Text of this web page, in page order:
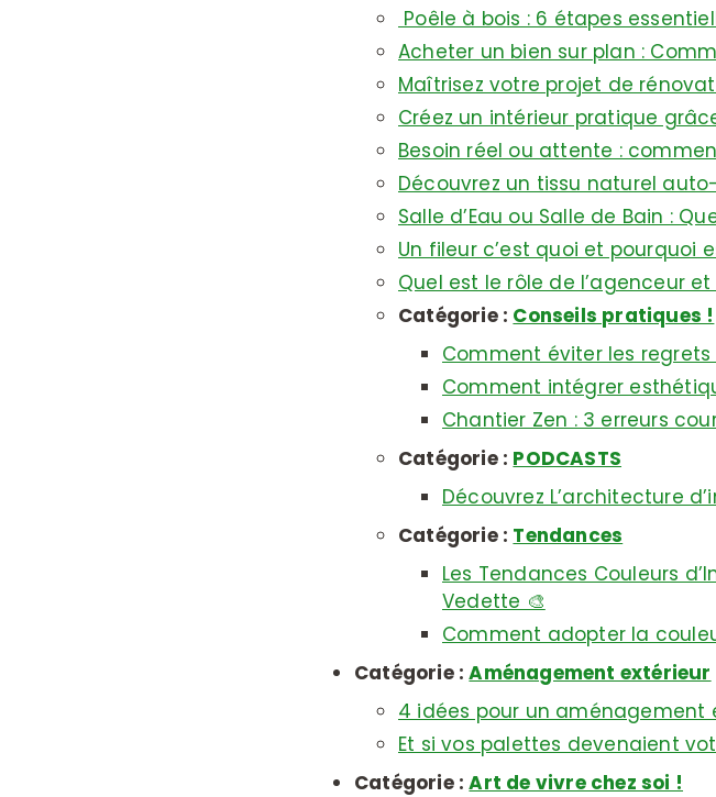
Poêle à bois : 6 étapes
Acheter un bien sur plan :
Maîtrisez votre projet de
Créez un intérieur pratique
Besoin réel ou attente :
Découvrez un tissu naturel
Salle d’Eau ou Salle de Bain :
Un fileur c’est quoi et pourquoi
Quel est le rôle de l’agenceur
Catégorie : Conseils pratiques !
Comment éviter les
Comment intégrer
Chantier Zen : 3 erreurs
Catégorie : PODCASTS
Découvrez L’architecture
Catégorie : Tendances
Les Tendances Couleurs
Vedette 🎨
Comment adopter la
Catégorie :Aménagement extérieur
4 idées pour un aménagement
Et si vos palettes devenaient
Catégorie :Art de vivre chez soi !